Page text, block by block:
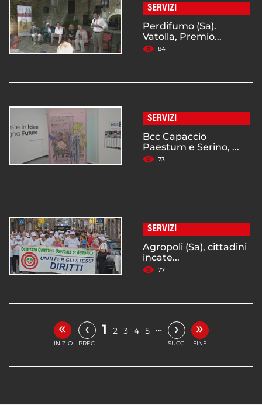
SERVIZI
Perdifumo (Sa).
Vatolla, Premio...
84
SERVIZI
Bcc Capaccio
Paestum e Serino, ...
73
SERVIZI
Agropoli (Sa), cittadini
incate...
77
«
INIZIO
‹
PREC.
1 2 3 4 5 … ›
SUCC.
»
FINE